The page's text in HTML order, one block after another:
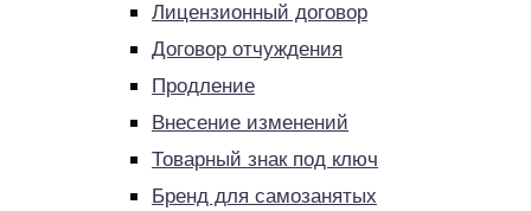
Лицензионный договор
Договор отчуждения
Продление
Внесение изменений
Товарный знак под ключ
Бренд для самозанятых